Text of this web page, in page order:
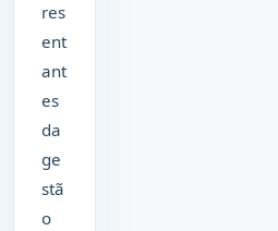
res
ent
ant
es
da
ge
stã
o